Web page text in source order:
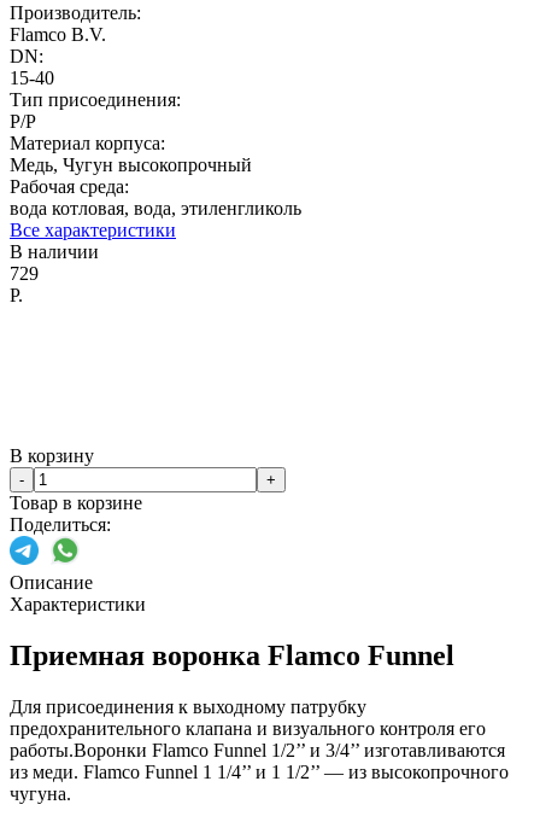
Производитель:
Flamco B.V.
DN:
15-40
Тип присоединения:
Р/Р
Материал корпуса:
Медь, Чугун высокопрочный
Рабочая среда:
вода котловая, вода, этиленгликоль
Все характеристики
В наличии
729
Р.
В корзину
- +
Товар в корзине
Поделиться:
Описание
Характеристики
Приемная воронка Flamco Funnel
Для присоединения к выходному патрубку
предохранительного клапана и визуального контроля его
работы.Воронки Flamco Funnel 1/2’’ и 3/4’’ изготавливаются
из меди. Flamco Funnel 1 1/4’’ и 1 1/2’’ — из высокопрочного
чугуна.